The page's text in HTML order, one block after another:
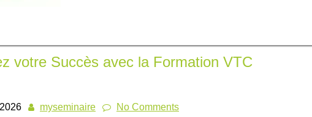
votre Succès avec la Formation VTC
myseminaire No Comments